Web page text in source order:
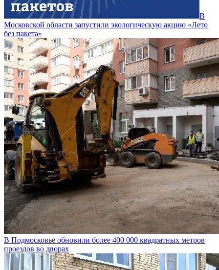
В
Московской области запустили экологическую акцию «Лето
без пакета»
В Подмосковье обновили более 400 000 квадратных метров
проездов во дворах